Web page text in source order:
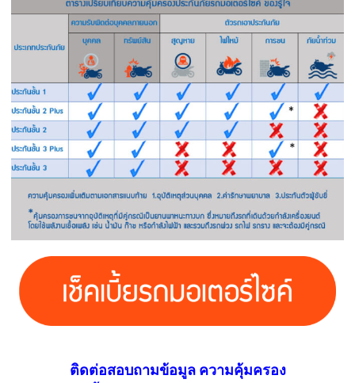
ติดต่อสอบถามข้อมูล ความคุ้มครอง